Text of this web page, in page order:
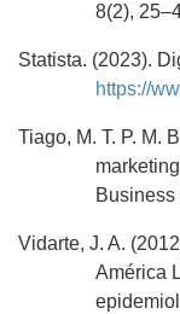
8(2),
Statista. (2023).
https://
Tiago, M. T. P. M.
Vidarte, J. A.
América